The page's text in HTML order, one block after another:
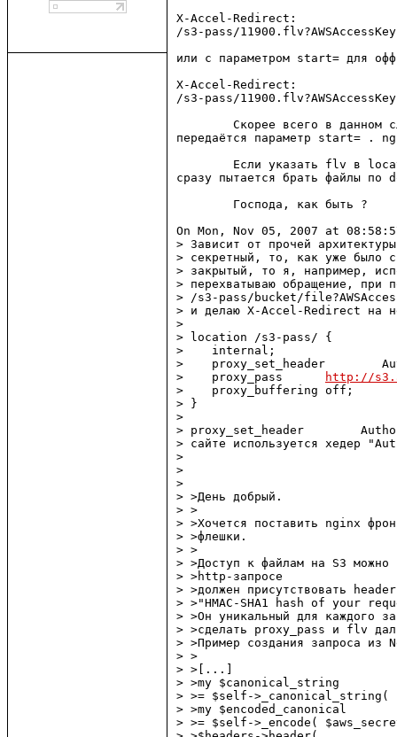
X-Accel-Redirect:
/s3-pass/
или с параметром start= для
X-Accel-Redirect:
/s3-pass/
Скорее всего в данном
передаётся параметр start= .
Если указать flv в
сразу пытается брать файлы по
        Господа, как быть ?
On Mon, Nov 05, 2007 at
> Зависит от прочей
> секретный, то, как уже было
> закрытый, то я, например,
> перехватываю обращение, при
> /s3-pass/bucket/
> и делаю X-Accel-Redirect на
>
> location /s3-pass/ {
>    internal;
>    proxy_set_header
>    proxy_pass
http://
>    proxy_buffering off;
> }
>
> proxy_set_header
> сайте используется хедер
>
>
>
> >День добрый.
> >
> >Хочется поставить nginx
> >флешки.
> >
> >Доступ к файлам на S3
> >http-запросе
> >должен присутствовать
> >"HMAC-SHA1 hash of your
> >Он уникальный для каждого
> >сделать proxy_pass и flv
> >Пример создания запроса из
> >
> >[...]
> >my $canonical_string
> >= $self->_canonical_string(
> >my $encoded_canonical
> >= $self->_encode(